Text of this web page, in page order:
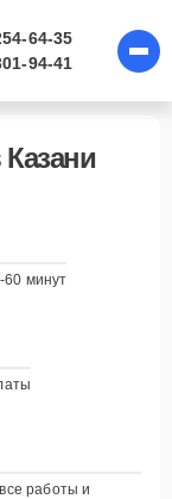
64-35
94-41
60 минут
работы и